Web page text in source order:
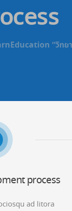
“วิทย
process
ad litora